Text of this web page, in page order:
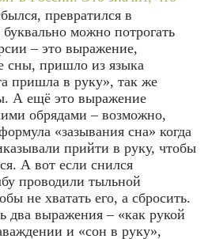
превратился в
можно потрогать
– это выражение,
сны, пришло из языка
пришла в руку», так же
А ещё это выражение
обрядами – возможно,
«зазывания сна» когда
прийти в руку, чтобы
А вот если снился
проводили тыльной
не хватать его, а сбросить.
два выражения – «как рукой
и «сон в руку»,